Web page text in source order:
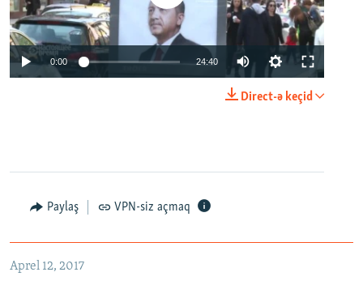
0:00 24:40
Direct-ə keçid
Paylaş VPN-siz açmaq
Aprel 12, 2017